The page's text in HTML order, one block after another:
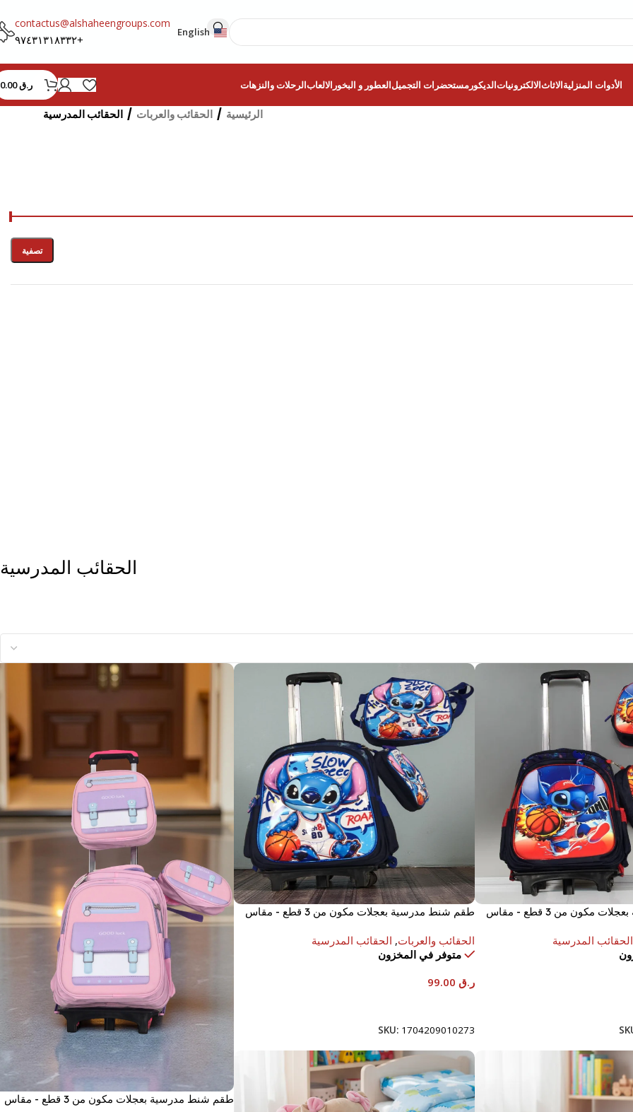
English
contactus@alshaheengroups.com
+٩٧٤٣١٣١٨٣٣٢
الأدوات المنزليةالاثاثالالكترونياتالديكورمستحضرات التجميلالعطور و البخور الالعابالرحلات والنزهات ر.ق0.00
الرئيسية / الحقائب والعربات / الحقائب المدرسية
تصفية
الحقائب المدرسية
طقم شنط مدرسية بعجلات مكون من 3 قطع - مقاس
الحقائب المدرسية
طقم شنط مدرسية بعجلات مكون من 3 قطع - مقاس
الحقائب والعربات, الحقائب المدرسية
متوفر في المخزون
ر.ق
SKU: 1704209010273
طقم شنط مدرسية بعجلات مكون من 3 قطع - مقاس